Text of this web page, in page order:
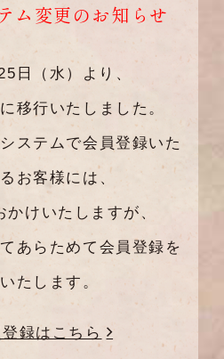
ム変更のお知らせ
日（水）より、
移行いたしました。
ステムで会員登録いた
お客様には、
けいたしますが、
あらためて会員登録を
たします。
録はこちら